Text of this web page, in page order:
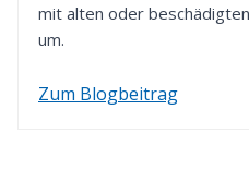
mit alten oder
um.
Zum Blogbeitrag